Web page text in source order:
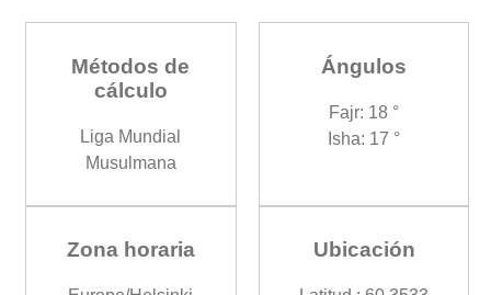
Métodos de
cálculo
Liga Mundial
Musulmana
Ángulos
Fajr: 18 °
Isha: 17 °
Zona horaria Ubicación